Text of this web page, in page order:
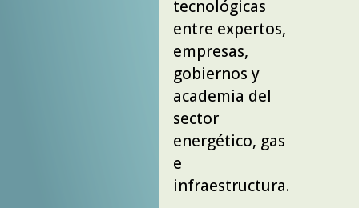
tecnológicas
entre expertos,
empresas,
gobiernos y
academia del
sector
energético, gas
e
infraestructura.